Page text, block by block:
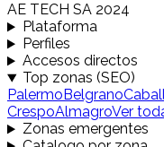
AE TECH SA 2024
Plataforma
Perfiles
Accesos directos
Top zonas (SEO)
Palermo Belgrano
CrespoAlmagroVer
Zonas emergentes